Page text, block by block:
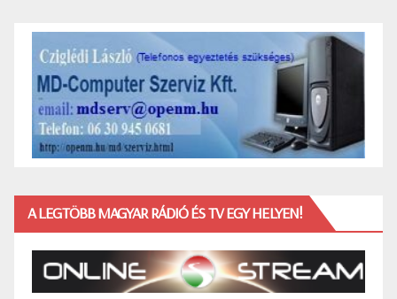
A LEGTÖBB MAGYAR RÁDIÓ ÉS TV EGY HELYEN!